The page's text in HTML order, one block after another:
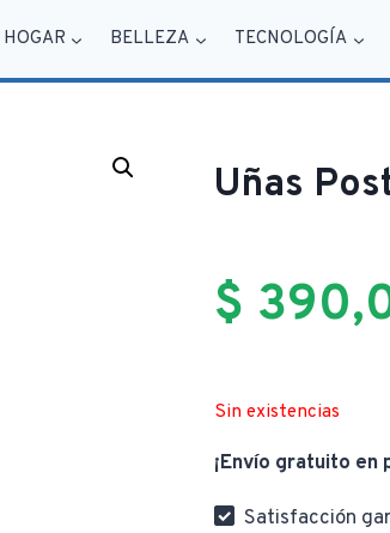
HOGAR BELLEZA TECNOLOGÍA
Uñas
$
Sin existencias
¡Envío gratuito
Satisfacción